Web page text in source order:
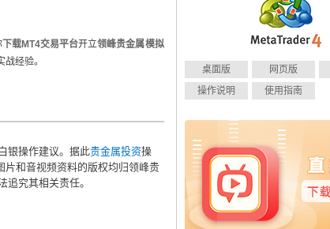
下载MT4交易平台开立领峰贵金属模拟
经验。
银操作建议。据此贵金属投资操
和音视频资料的版权均归领峰贵
究其相关责任。
桌面版 网页版
操作说明
使用指南